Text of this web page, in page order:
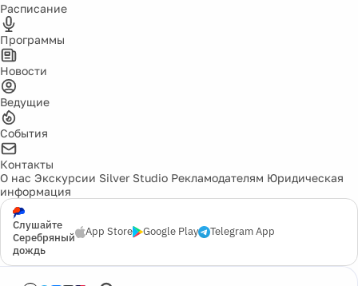
Расписание
Программы
Новости
Ведущие
События
Контакты
О нас Экскурсии Silver Studio Рекламодателям Юридическая
информация
Слушайте
Серебряный
дождь
App Store Google Play Telegram App